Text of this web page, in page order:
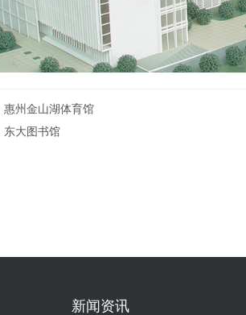
惠州金山湖体育馆
东大图书馆
新闻资讯